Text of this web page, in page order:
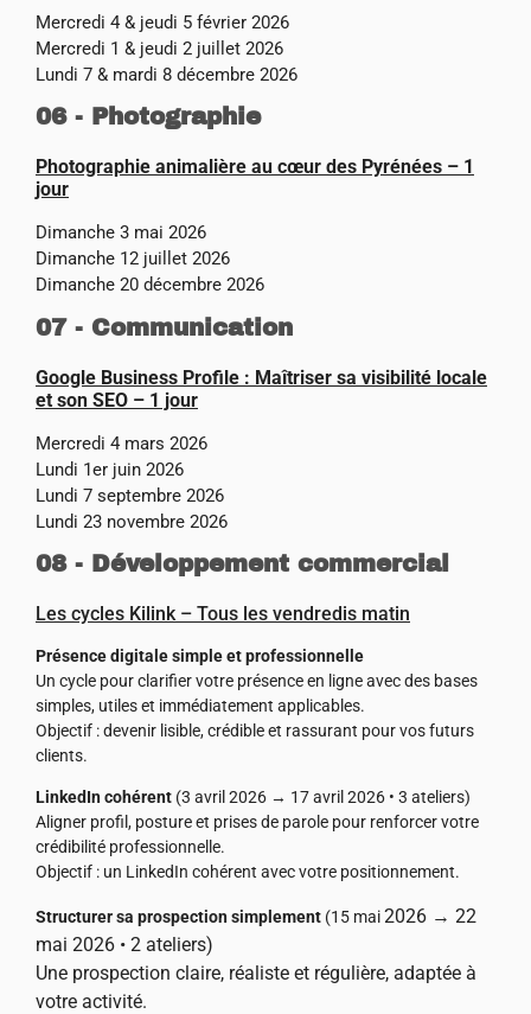
Mercredi 4 & jeudi 5 février 2026
Mercredi 1 & jeudi 2 juillet 2026
Lundi 7 & mardi 8 décembre 2026
06 - Photographie
Photographie animalière au cœur des Pyrénées – 1
jour
Dimanche 3 mai 2026
Dimanche 12 juillet 2026
Dimanche 20 décembre 2026
07 - Communication
Google Business Profile : Maîtriser sa visibilité locale
et son SEO – 1 jour
Mercredi 4 mars 2026
Lundi 1er juin 2026
Lundi 7 septembre 2026
Lundi 23 novembre 2026
08 - Développement commercial
Les cycles Kilink – Tous les vendredis matin
Présence digitale simple et professionnelle
Un cycle pour clarifier votre présence en ligne avec des bases
simples, utiles et immédiatement applicables.
Objectif : devenir lisible, crédible et rassurant pour vos futurs
clients.
LinkedIn cohérent (3 avril 2026 → 17 avril 2026 • 3 ateliers)
Aligner profil, posture et prises de parole pour renforcer votre
crédibilité professionnelle.
Objectif : un LinkedIn cohérent avec votre positionnement.
Structurer sa prospection simplement (15 mai2026 → 22
mai 2026 • 2 ateliers)
Une prospection claire, réaliste et régulière, adaptée à
votre activité.